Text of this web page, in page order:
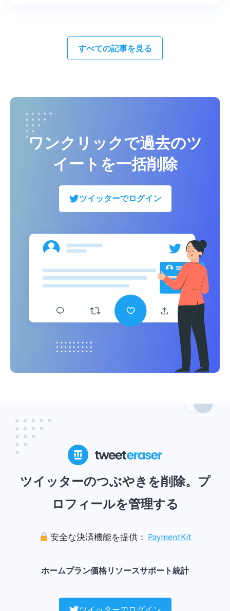
すべての記事を見る
ワンクリックで過去のツ
イートを一括削除
ツイッターでログイン
ツイッターのつぶやきを削除。プ
ロフィールを管理する
安全な決済機能を提供： PaymentKit
ホームプラン価格リソースサポート統計